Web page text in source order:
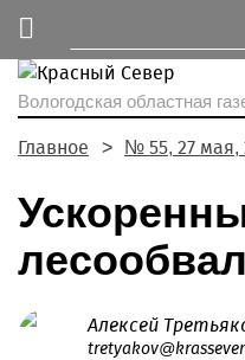
Вологодская областная
Главное № 55, 27 мая,
лесообвал
Алексей